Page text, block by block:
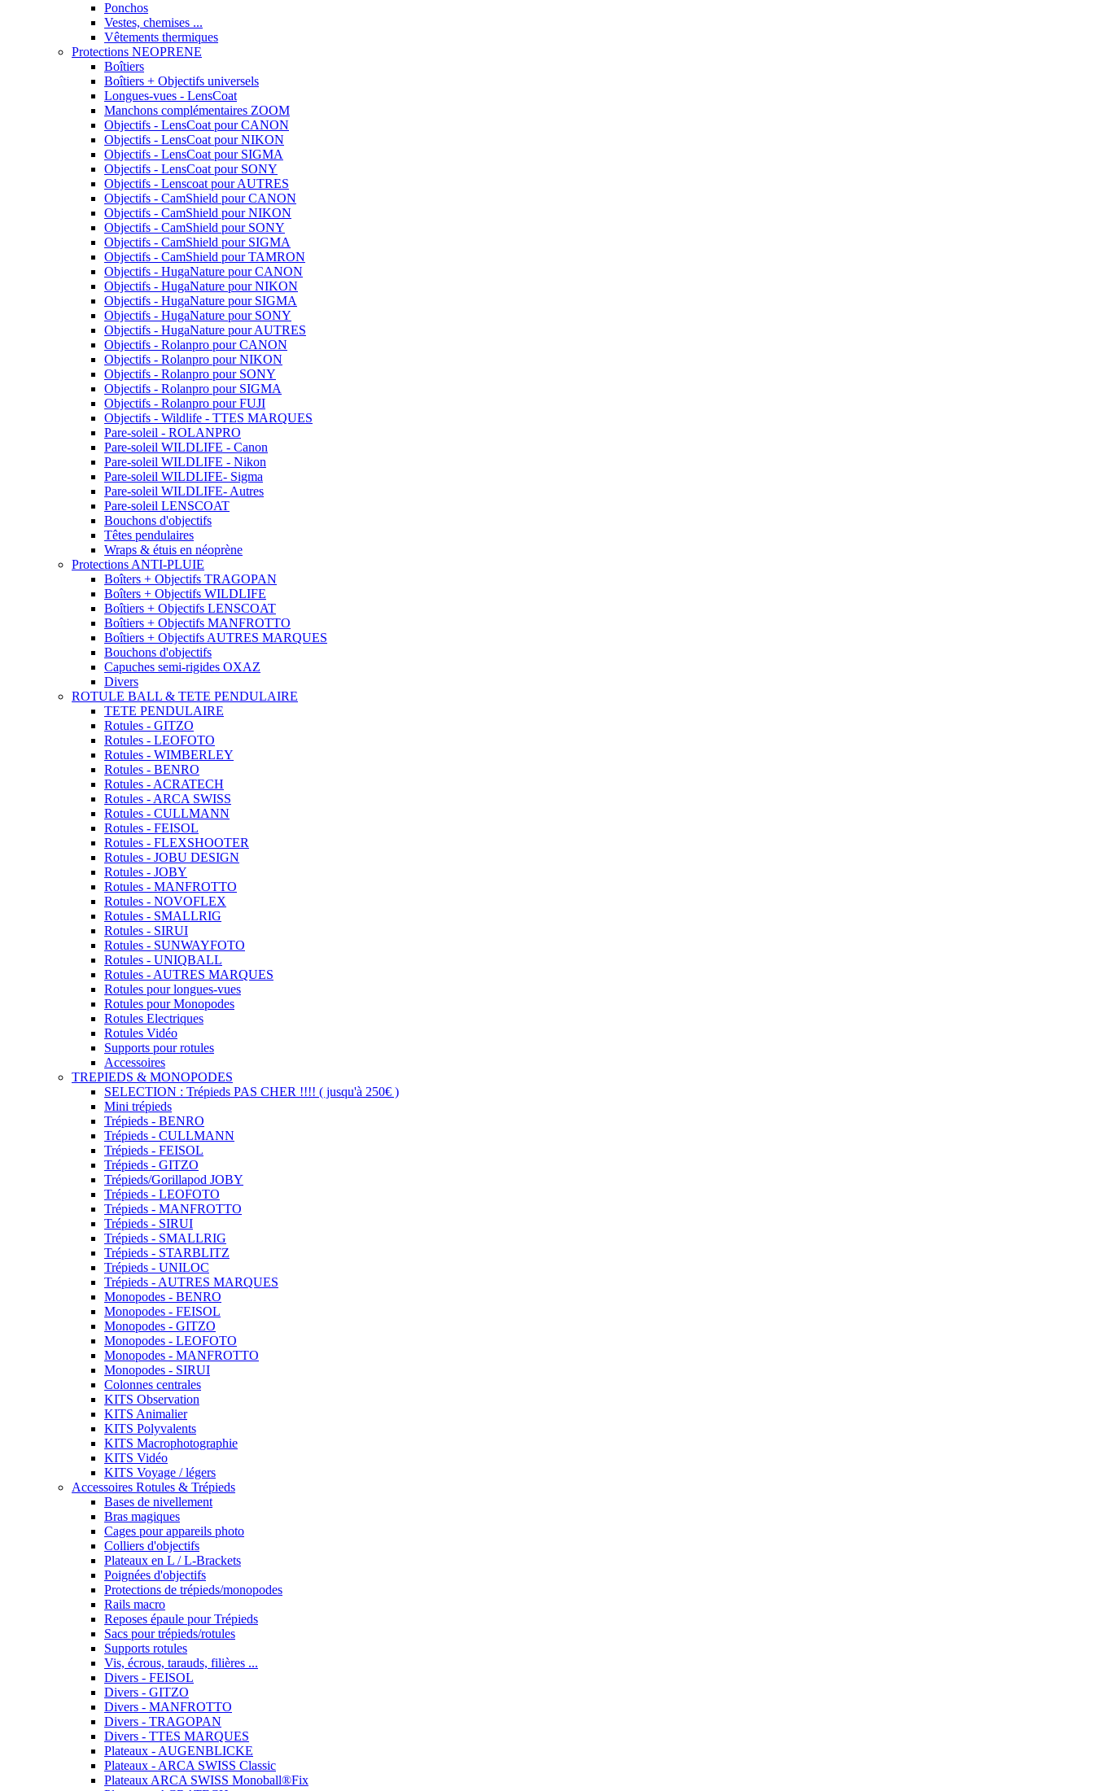
Ponchos
Vestes, chemises ...
Vêtements thermiques
Protections NEOPRENE
Boîtiers
Boîtiers + Objectifs universels
Longues-vues - LensCoat
Manchons complémentaires ZOOM
Objectifs - LensCoat pour CANON
Objectifs - LensCoat pour NIKON
Objectifs - LensCoat pour SIGMA
Objectifs - LensCoat pour SONY
Objectifs - Lenscoat pour AUTRES
Objectifs - CamShield pour CANON
Objectifs - CamShield pour NIKON
Objectifs - CamShield pour SONY
Objectifs - CamShield pour SIGMA
Objectifs - CamShield pour TAMRON
Objectifs - HugaNature pour CANON
Objectifs - HugaNature pour NIKON
Objectifs - HugaNature pour SIGMA
Objectifs - HugaNature pour SONY
Objectifs - HugaNature pour AUTRES
Objectifs - Rolanpro pour CANON
Objectifs - Rolanpro pour NIKON
Objectifs - Rolanpro pour SONY
Objectifs - Rolanpro pour SIGMA
Objectifs - Rolanpro pour FUJI
Objectifs - Wildlife - TTES MARQUES
Pare-soleil - ROLANPRO
Pare-soleil WILDLIFE - Canon
Pare-soleil WILDLIFE - Nikon
Pare-soleil WILDLIFE- Sigma
Pare-soleil WILDLIFE- Autres
Pare-soleil LENSCOAT
Bouchons d'objectifs
Têtes pendulaires
Wraps & étuis en néoprène
Protections ANTI-PLUIE
Boîters + Objectifs TRAGOPAN
Boîters + Objectifs WILDLIFE
Boîtiers + Objectifs LENSCOAT
Boîtiers + Objectifs MANFROTTO
Boîtiers + Objectifs AUTRES MARQUES
Bouchons d'objectifs
Capuches semi-rigides OXAZ
Divers
ROTULE BALL & TETE PENDULAIRE
TETE PENDULAIRE
Rotules - GITZO
Rotules - LEOFOTO
Rotules - WIMBERLEY
Rotules - BENRO
Rotules - ACRATECH
Rotules - ARCA SWISS
Rotules - CULLMANN
Rotules - FEISOL
Rotules - FLEXSHOOTER
Rotules - JOBU DESIGN
Rotules - JOBY
Rotules - MANFROTTO
Rotules - NOVOFLEX
Rotules - SMALLRIG
Rotules - SIRUI
Rotules - SUNWAYFOTO
Rotules - UNIQBALL
Rotules - AUTRES MARQUES
Rotules pour longues-vues
Rotules pour Monopodes
Rotules Electriques
Rotules Vidéo
Supports pour rotules
Accessoires
TREPIEDS & MONOPODES
SELECTION : Trépieds PAS CHER !!!! ( jusqu'à 250€ )
Mini trépieds
Trépieds - BENRO
Trépieds - CULLMANN
Trépieds - FEISOL
Trépieds - GITZO
Trépieds/Gorillapod JOBY
Trépieds - LEOFOTO
Trépieds - MANFROTTO
Trépieds - SIRUI
Trépieds - SMALLRIG
Trépieds - STARBLITZ
Trépieds - UNILOC
Trépieds - AUTRES MARQUES
Monopodes - BENRO
Monopodes - FEISOL
Monopodes - GITZO
Monopodes - LEOFOTO
Monopodes - MANFROTTO
Monopodes - SIRUI
Colonnes centrales
KITS Observation
KITS Animalier
KITS Polyvalents
KITS Macrophotographie
KITS Vidéo
KITS Voyage / légers
Accessoires Rotules & Trépieds
Bases de nivellement
Bras magiques
Cages pour appareils photo
Colliers d'objectifs
Plateaux en L / L-Brackets
Poignées d'objectifs
Protections de trépieds/monopodes
Rails macro
Reposes épaule pour Trépieds
Sacs pour trépieds/rotules
Supports rotules
Vis, écrous, tarauds, filières ...
Divers - FEISOL
Divers - GITZO
Divers - MANFROTTO
Divers - TRAGOPAN
Divers - TTES MARQUES
Plateaux - AUGENBLICKE
Plateaux - ARCA SWISS Classic
Plateaux ARCA SWISS Monoball®Fix